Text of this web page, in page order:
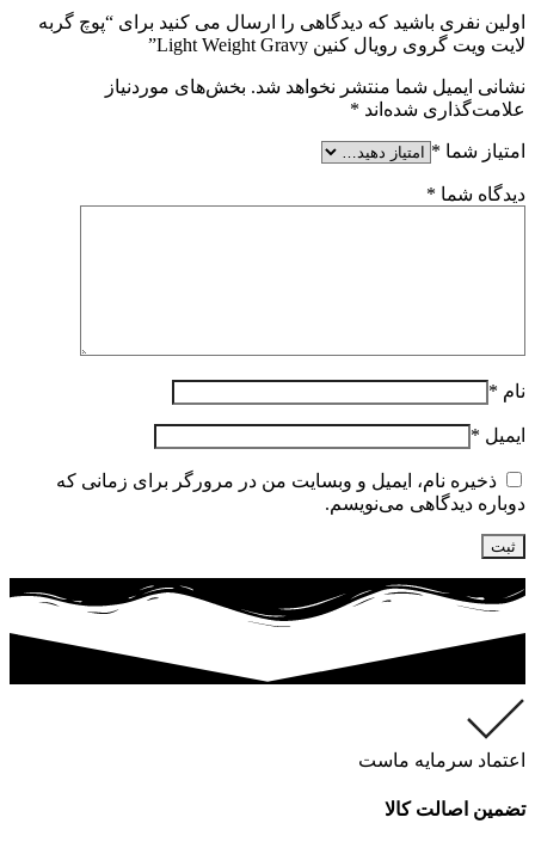
اولین نفری باشید که دیدگاهی را ارسال می کنید برای “پوچ گربه
لایت ویت گروی رویال کنین Light Weight Gravy”
نشانی ایمیل شما منتشر نخواهد شد. بخش‌های موردنیاز
علامت‌گذاری شده‌اند *
امتیاز شما *
دیدگاه شما *
نام *
ایمیل *
ذخیره نام، ایمیل و وبسایت من در مرورگر برای زمانی که
دوباره دیدگاهی می‌نویسم.
اعتماد سرمایه ماست
تضمین اصالت کالا